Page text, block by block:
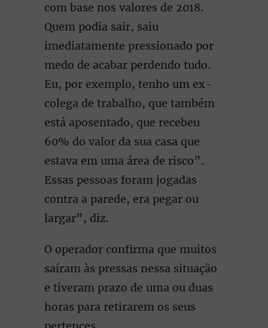
com base nos valores de 2018.
Quem podia sair, saiu
imediatamente pressionado por
medo de acabar perdendo tudo.
Eu, por exemplo, tenho um ex-
colega de trabalho, que também
está aposentado, que recebeu
60% do valor da sua casa que
estava em uma área de risco”.
Essas pessoas foram jogadas
contra a parede, era pegar ou
largar”, diz.
O operador confirma que muitos
saíram às pressas nessa situação
e tiveram prazo de uma ou duas
horas para retirarem os seus